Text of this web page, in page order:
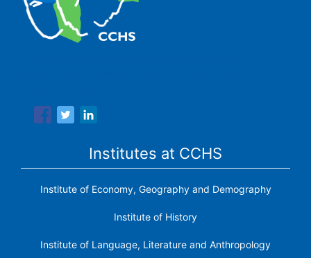
Institutes at CCHS
Institute of Economy, Geography and Demography
Institute of History
Institute of Language, Literature and Anthropology